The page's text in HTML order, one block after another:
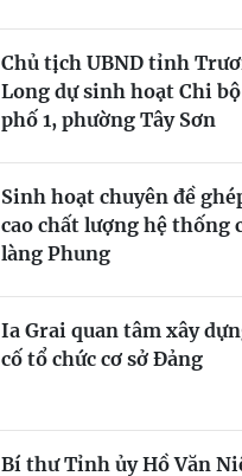
Chủ tịch UBND tỉnh
Long dự sinh hoạt Chi
phố 1, phường Tây Sơn
Sinh hoạt chuyên đề
cao chất lượng hệ
làng Phung
Ia Grai quan tâm xây
cố tổ chức cơ sở Đảng
Bí thư Tỉnh ủy Hồ Văn